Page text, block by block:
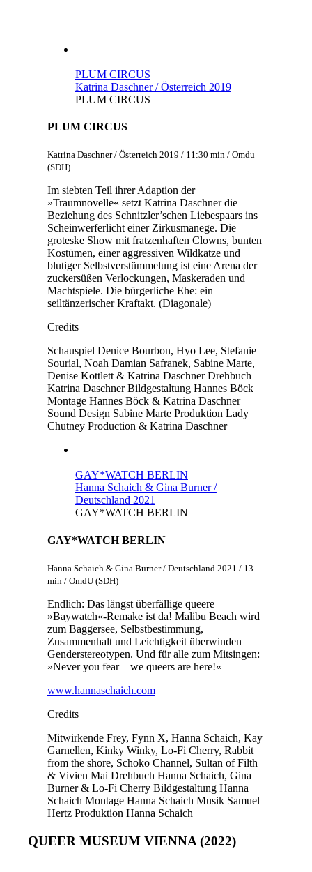
PLUM CIRCUS
Katrina Daschner / Österreich 2019
PLUM CIRCUS
PLUM CIRCUS
Katrina Daschner / Österreich 2019 / 11:30 min / Omdu
(SDH)
Im siebten Teil ihrer Adaption der
»Traumnovelle« setzt Katrina Daschner die
Beziehung des Schnitzler’schen Liebespaars ins
Scheinwerferlicht einer Zirkusmanege. Die
groteske Show mit fratzenhaften Clowns, bunten
Kostümen, einer aggressiven Wildkatze und
blutiger Selbstverstümmelung ist eine Arena der
zuckersüßen Verlockungen, Maskeraden und
Machtspiele. Die bürgerliche Ehe: ein
seiltänzerischer Kraftakt. (Diagonale)
Credits
Schauspiel Denice Bourbon, Hyo Lee, Stefanie
Sourial, Noah Damian Safranek, Sabine Marte,
Denise Kottlett & Katrina Daschner Drehbuch
Katrina Daschner Bildgestaltung Hannes Böck
Montage Hannes Böck & Katrina Daschner
Sound Design Sabine Marte Produktion Lady
Chutney Production & Katrina Daschner
GAY*WATCH BERLIN
Hanna Schaich & Gina Burner /
Deutschland 2021
GAY*WATCH BERLIN
GAY*WATCH BERLIN
Hanna Schaich & Gina Burner / Deutschland 2021 / 13
min / OmdU (SDH)
Endlich: Das längst überfällige queere
»Baywatch«-Remake ist da! Malibu Beach wird
zum Baggersee, Selbstbestimmung,
Zusammenhalt und Leichtigkeit überwinden
Genderstereotypen. Und für alle zum Mitsingen:
»Never you fear – we queers are here!«
www.hannaschaich.com
Credits
Mitwirkende Frey, Fynn X, Hanna Schaich, Kay
Garnellen, Kinky Winky, Lo-Fi Cherry, Rabbit
from the shore, Schoko Channel, Sultan of Filth
& Vivien Mai Drehbuch Hanna Schaich, Gina
Burner & Lo-Fi Cherry Bildgestaltung Hanna
Schaich Montage Hanna Schaich Musik Samuel
Hertz Produktion Hanna Schaich
QUEER MUSEUM VIENNA (2022)